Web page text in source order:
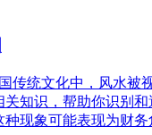
传统文化中，风水
知识，帮助你识别
现象可能表现为财